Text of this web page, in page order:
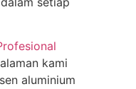
kami
aluminium